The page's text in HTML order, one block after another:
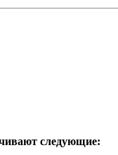
следующие: